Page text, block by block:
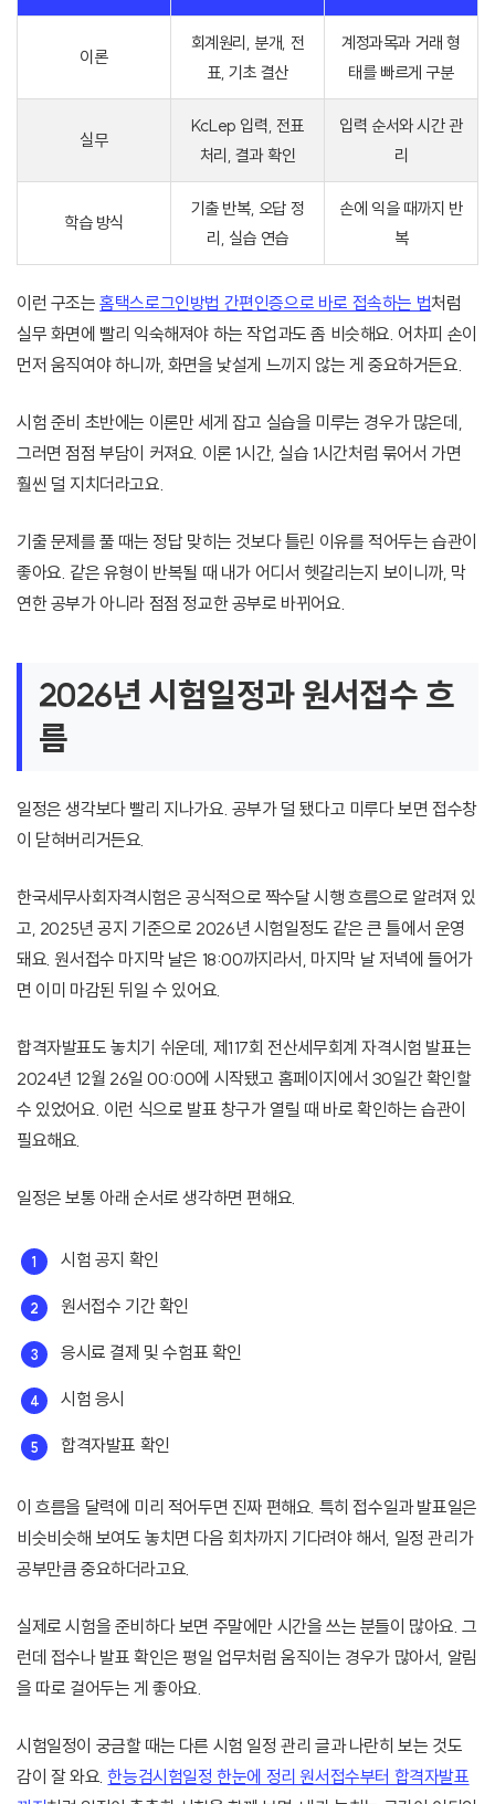
이론
회계원리, 분개, 전
표, 기초 결산
계정과목과 거래 형
태를 빠르게 구분
실무
KcLep 입력, 전표
처리, 결과 확인
입력 순서와 시간 관
리
학습 방식
기출 반복, 오답 정
리, 실습 연습
손에 익을 때까지 반
복
이런 구조는홈택스로그인방법 간편인증으로 바로 접속하는 법처럼
실무 화면에 빨리 익숙해져야 하는 작업과도 좀 비슷해요. 어차피 손이
먼저 움직여야 하니까, 화면을 낯설게 느끼지 않는 게 중요하거든요.
시험 준비 초반에는 이론만 세게 잡고 실습을 미루는 경우가 많은데,
그러면 점점 부담이 커져요. 이론 1시간, 실습 1시간처럼 묶어서 가면
훨씬 덜 지치더라고요.
기출 문제를 풀 때는 정답 맞히는 것보다 틀린 이유를 적어두는 습관이
좋아요. 같은 유형이 반복될 때 내가 어디서 헷갈리는지 보이니까, 막
연한 공부가 아니라 점점 정교한 공부로 바뀌어요.
2026년 시험일정과 원서접수 흐
름
일정은 생각보다 빨리 지나가요. 공부가 덜 됐다고 미루다 보면 접수창
이 닫혀버리거든요.
한국세무사회자격시험은 공식적으로 짝수달 시행 흐름으로 알려져 있
고, 2025년 공지 기준으로 2026년 시험일정도 같은 큰 틀에서 운영
돼요. 원서접수 마지막 날은 18:00까지라서, 마지막 날 저녁에 들어가
면 이미 마감된 뒤일 수 있어요.
합격자발표도 놓치기 쉬운데, 제117회 전산세무회계 자격시험 발표는
2024년 12월 26일 00:00에 시작됐고 홈페이지에서 30일간 확인할
수 있었어요. 이런 식으로 발표 창구가 열릴 때 바로 확인하는 습관이
필요해요.
일정은 보통 아래 순서로 생각하면 편해요.
시험 공지 확인
원서접수 기간 확인
응시료 결제 및 수험표 확인
시험 응시
합격자발표 확인
이 흐름을 달력에 미리 적어두면 진짜 편해요. 특히 접수일과 발표일은
비슷비슷해 보여도 놓치면 다음 회차까지 기다려야 해서, 일정 관리가
공부만큼 중요하더라고요.
실제로 시험을 준비하다 보면 주말에만 시간을 쓰는 분들이 많아요. 그
런데 접수나 발표 확인은 평일 업무처럼 움직이는 경우가 많아서, 알림
을 따로 걸어두는 게 좋아요.
시험일정이 궁금할 때는 다른 시험 일정 관리 글과 나란히 보는 것도
감이 잘 와요.한능검시험일정 한눈에 정리 원서접수부터 합격자발표